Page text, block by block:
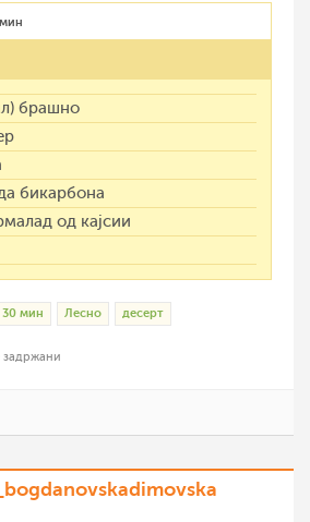
брашно
бикарбона
од кајсии
30 мин Лесно десерт
задржани